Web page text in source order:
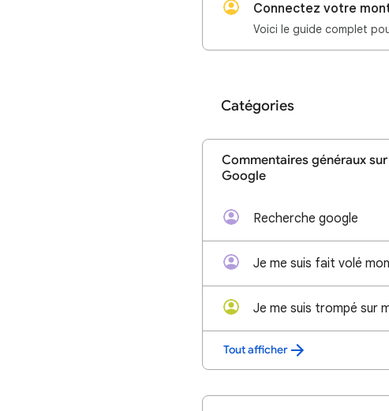
Connectez votre
Voici le guide complet
Catégories
Commentaires généraux
Google
Recherche google
Je me suis trompé sur
Tout afficher